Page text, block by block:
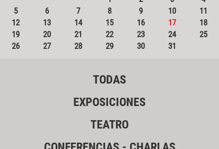
5
6 7 8 9 10
11
12
13 14 15 16 17
18
19
20 21 22 23 24
25
26
27 28 29 30 31
TODAS
EXPOSICIONES
TEATRO